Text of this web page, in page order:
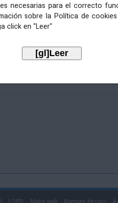
necesarias para el correcto
sobre la Política de
click en "Leer"
LOPD Mapa web Normas de uso